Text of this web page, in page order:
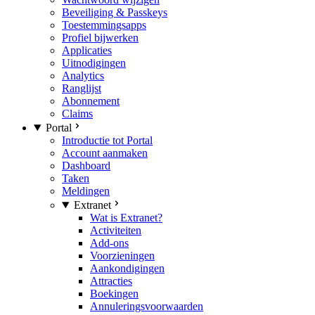
Beveiliging & Passkeys
Toestemmingsapps
Profiel bijwerken
Applicaties
Uitnodigingen
Analytics
Ranglijst
Abonnement
Claims
Portal
Introductie tot Portal
Account aanmaken
Dashboard
Taken
Meldingen
Extranet
Wat is Extranet?
Activiteiten
Add-ons
Voorzieningen
Aankondigingen
Attracties
Boekingen
Annuleringsvoorwaarden